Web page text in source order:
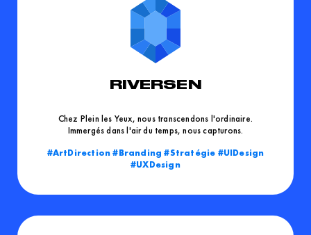
RIVERSEN
Chez Plein les Yeux, nous transcendons l'ordinaire.
Immergés dans l'air du temps, nous capturons.
ArtDirection
Branding Stratégie
UIDesign
UXDesign